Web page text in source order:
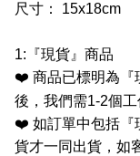
尺寸： 15x18cm
1: 『現貨』商品
❤️ 商品已標明為『
後，我們需1-2個工
❤️ 如訂單中包括『
貨才一同出貨，如